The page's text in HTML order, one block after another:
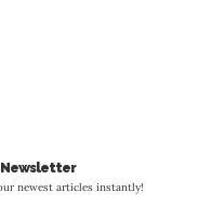
Newsletter
newest articles instantly!